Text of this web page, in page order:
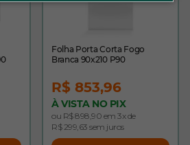
Folha Porta Corta Fogo
Branca 90x210 P90
R$ 853,96
À VISTA NO PIX
ou R$ 898,90 em 3x de
R$ 299,63 sem juros